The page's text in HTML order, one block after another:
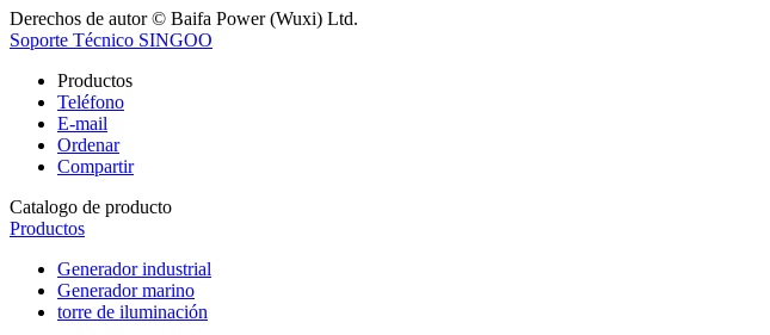
Derechos de autor © Baifa Power (Wuxi) Ltd.
Soporte Técnico SINGOO
Productos
Teléfono
E-mail
Ordenar
Compartir
Catalogo de producto
Productos
Generador industrial
Generador marino
torre de iluminación